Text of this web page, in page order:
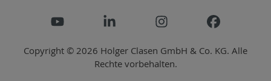
Copyright © 2026 Holger Clasen GmbH & Co. KG. Alle
Rechte vorbehalten.